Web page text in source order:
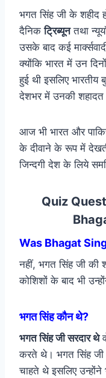
भगत सिंह जी के शहीद
दैनिकट्रिब्यूनतथा
उसके बाद कई
क्योंकि भारत में उन
हुई थी इसलिए भारतीय
देशभर में उनकी शहादत
आज भी भारत और
के दीवाने के रूप में
जिन्दगी देश के लिये
Quiz
Was Bhagat
नहीं, भगत सिंह जी की
कोशिशों के बाद भी
भगत सिंह कौन थे?
भगत सिंह जी सरदार थे
करते थे। भगत सिंह
चाहते थे इसलिए